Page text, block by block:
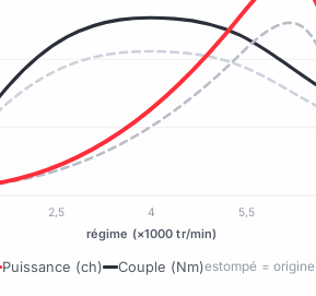
2,5 4 5,5
régime (×1000 tr/min)
Puissance (ch) Couple (Nm)estompé = origine